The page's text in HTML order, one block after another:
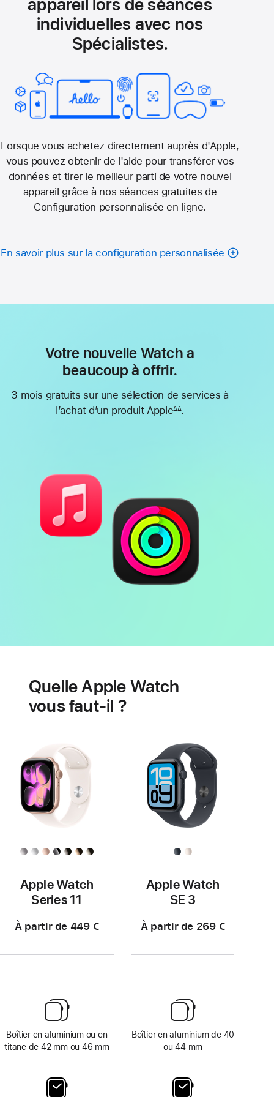
appareil lors de séances
individuelles avec nos
Spécialistes.
Lorsque vous achetez directement auprès d'Apple,
vous pouvez obtenir de l'aide pour transférer vos
données et tirer le meilleur parti de votre nouvel
appareil grâce à nos séances gratuites de
Configuration personnalisée en ligne.
En savoir plus sur la configuration personnalisée
Votre nouvelle Watch a
beaucoup à offrir.
3 mois gratuits sur une sélection de services à
l’achat d’un produit Apple∆∆.
Quelle Apple Watch
vous faut-il ?
Apple Watch
Series 11
À partir de 449 €
Boîtier en aluminium ou en
titane de 42 mm ou 46 mm
Apple Watch
SE 3
À partir de 269 €
Boîtier en aluminium de 40
ou 44 mm